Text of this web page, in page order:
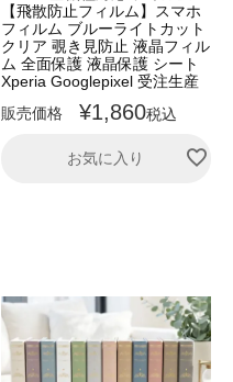
【飛散防止フィルム】スマホ
フィルム ブルーライトカット
クリア 覗き見防止 液晶フィル
ム 全面保護 液晶保護 シート
Xperia Googlepixel 受注生産
販売価格
¥1,860税込
お気に入り